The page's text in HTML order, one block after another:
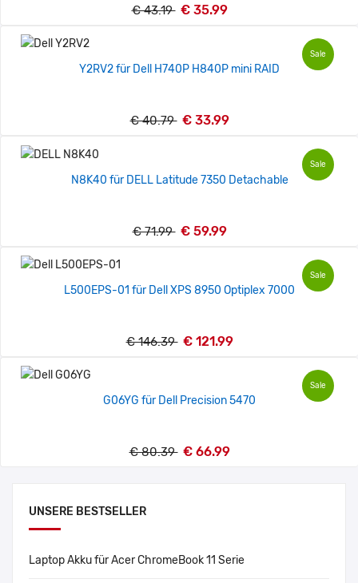
UNSERE BESTSELLER
Laptop Akku für Acer ChromeBook 11 Serie
€ 43.19 € 35.99
Sale
Y2RV2 für Dell H740P H840P mini RAID
€ 40.79 € 33.99
Sale
N8K40 für DELL Latitude 7350 Detachable
€ 71.99 € 59.99
Sale
L500EPS-01 für Dell XPS 8950 Optiplex 7000
€ 146.39 € 121.99
Sale
G06YG für Dell Precision 5470
€ 80.39 € 66.99